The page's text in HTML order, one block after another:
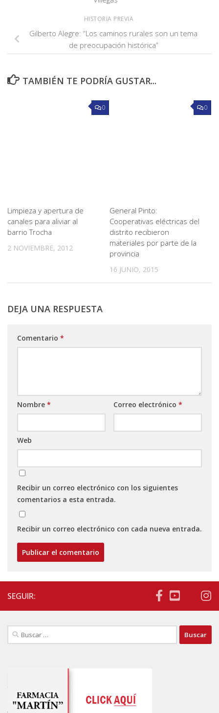
HISTORIA PREVIA
Gilberto Alegre: “Los caminos rurales son un tema
de preocupación histórica”
TAMBIÉN TE PODRÍA GUSTAR...
0
Limpieza y apertura de
canales para aliviar al
barrio Trocha
2 NOVIEMBRE, 2012
0
General Pinto:
Cooperativas eléctricas del
distrito recibieron
materiales por parte de la
provincia
16 JUNIO, 2015
DEJA UNA RESPUESTA
Comentario *
Nombre * Correo electrónico *
Web
Recibir un correo electrónico con los siguientes
comentarios a esta entrada.
Recibir un correo electrónico con cada nueva entrada.
SEGUIR:
Buscar: